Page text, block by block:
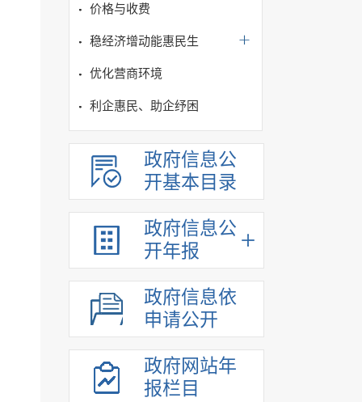
价格与收费
稳经济增动能惠民生
优化营商环境
利企惠民、助企纾困
政府信息公
开基本目录
政府信息公
开年报
政府信息依
申请公开
政府网站年
报栏目